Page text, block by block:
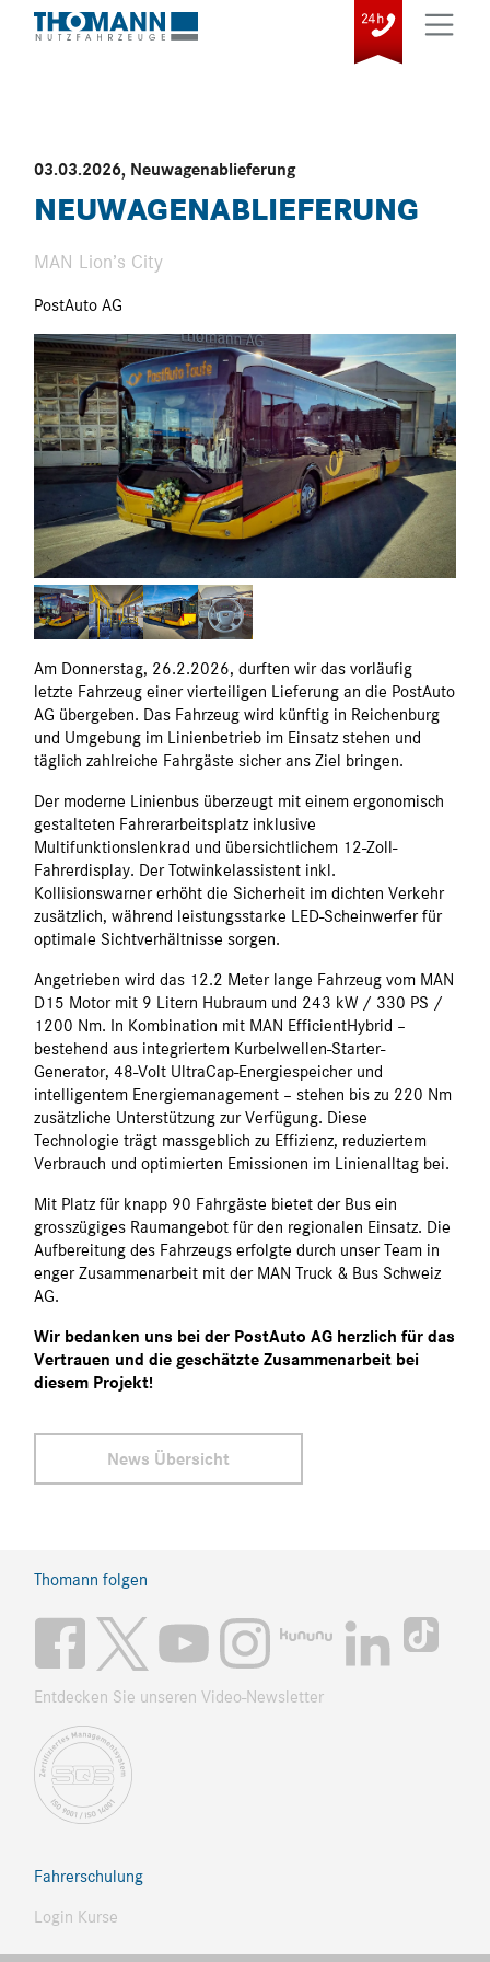
03.03.2026, Neuwagenablieferung
NEUWAGENABLIEFERUNG
MAN Lion’s City
PostAuto AG
Am Donnerstag, 26.2.2026, durften wir das vorläufig
letzte Fahrzeug einer vierteiligen Lieferung an die PostAuto
AG übergeben. Das Fahrzeug wird künftig in Reichenburg
und Umgebung im Linienbetrieb im Einsatz stehen und
täglich zahlreiche Fahrgäste sicher ans Ziel bringen.
Der moderne Linienbus überzeugt mit einem ergonomisch
gestalteten Fahrerarbeitsplatz inklusive
Multifunktionslenkrad und übersichtlichem 12-Zoll-
Fahrerdisplay. Der Totwinkelassistent inkl.
Kollisionswarner erhöht die Sicherheit im dichten Verkehr
zusätzlich, während leistungsstarke LED-Scheinwerfer für
optimale Sichtverhältnisse sorgen.
Angetrieben wird das 12.2 Meter lange Fahrzeug vom MAN
D15 Motor mit 9 Litern Hubraum und 243 kW / 330 PS /
1200 Nm. In Kombination mit MAN EfficientHybrid –
bestehend aus integriertem Kurbelwellen-Starter-
Generator, 48-Volt UltraCap-Energiespeicher und
intelligentem Energiemanagement – stehen bis zu 220 Nm
zusätzliche Unterstützung zur Verfügung. Diese
Technologie trägt massgeblich zu Effizienz, reduziertem
Verbrauch und optimierten Emissionen im Linienalltag bei.
Mit Platz für knapp 90 Fahrgäste bietet der Bus ein
grosszügiges Raumangebot für den regionalen Einsatz. Die
Aufbereitung des Fahrzeugs erfolgte durch unser Team in
enger Zusammenarbeit mit der MAN Truck & Bus Schweiz
AG.
Wir bedanken uns bei der PostAuto AG herzlich für das
Vertrauen und die geschätzte Zusammenarbeit bei
diesem Projekt!
News Übersicht
Thomann folgen
Entdecken Sie unseren Video-Newsletter
Fahrerschulung
Login Kurse